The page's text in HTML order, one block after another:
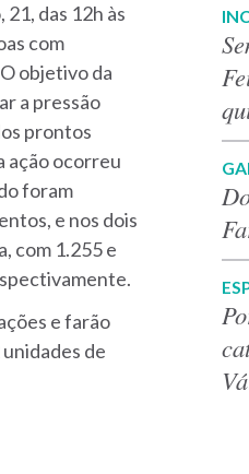
das 12h às
com
objetivo da
a pressão
prontos
ação ocorreu
foram
e nos dois
com 1.255 e
e farão
de